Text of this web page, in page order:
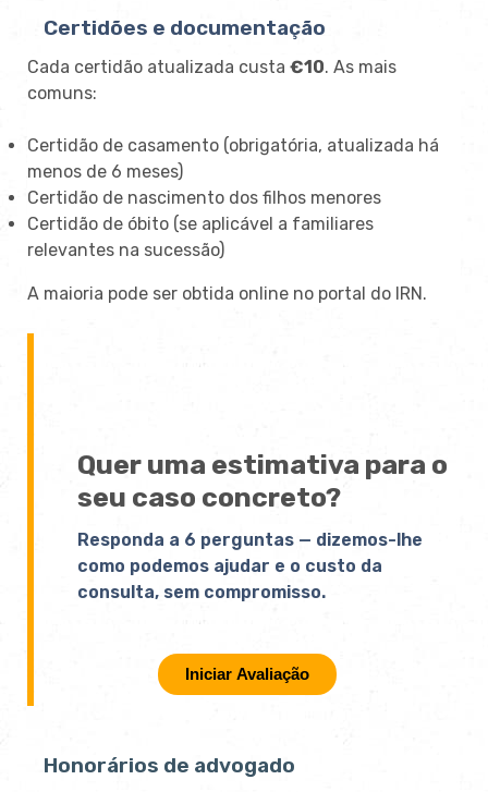
Certidões e documentação
Cada certidão atualizada custa €10. As mais
comuns:
Certidão de casamento (obrigatória, atualizada há
menos de 6 meses)
Certidão de nascimento dos filhos menores
Certidão de óbito (se aplicável a familiares
relevantes na sucessão)
A maioria pode ser obtida online no portal do IRN.
Iniciar Avaliação
Quer uma estimativa para o
seu caso concreto?
Responda a 6 perguntas — dizemos-lhe
como podemos ajudar e o custo da
consulta, sem compromisso.
Honorários de advogado